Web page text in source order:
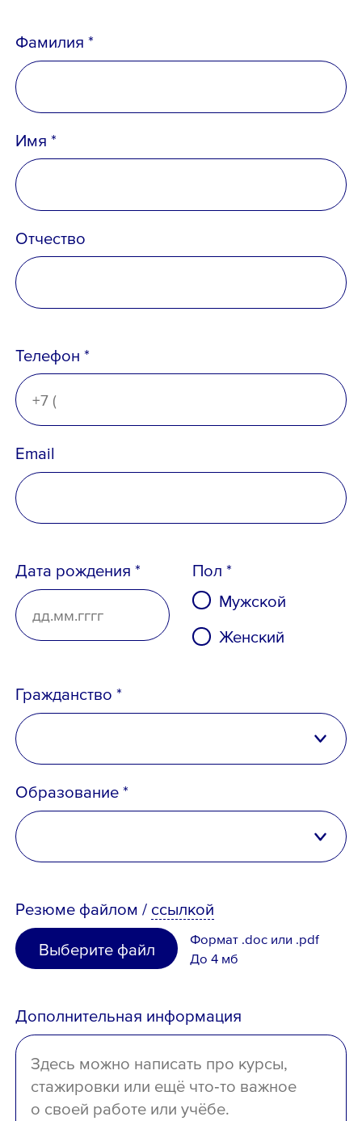
Телефон *
Email *
Ознакомлен с
Политикой
конфиденциальности,
Порядком формирования кадрового
резерваисогласен
на обработку
Фамилия *
Имя *
Отчество
Телефон *
Email
Дата рождения *
Пол *
Мужской
Женский
Гражданство *
Российская Федерация
Беларусь
Казахстан
Узбекистан
Иное
Образование *
неполное высшее
среднее специальное
отсутствует
Резюме файлом / ссылкой
Выберите файл
Формат .doc или .pdf
До 4 мб
Дополнительная информация